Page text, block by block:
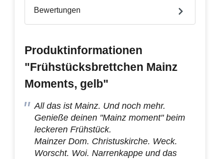
Bewertungen
Produktinformationen
"Frühstücksbrettchen Mainz
Moments, gelb"
All das ist Mainz. Und noch mehr.
Genieße deinen "Mainz moment" beim
leckeren Frühstück.
Mainzer Dom. Christuskirche. Weck.
Worscht. Woi. Narrenkappe und das